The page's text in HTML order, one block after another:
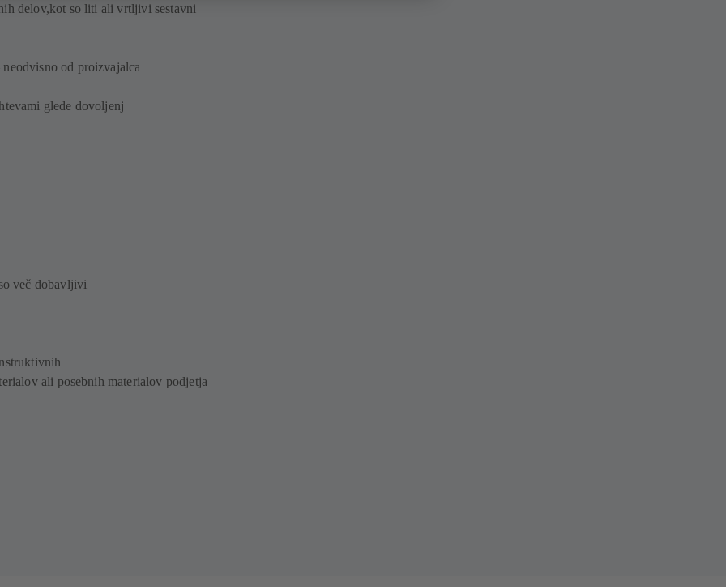
delov,kot so liti ali vrtljivi sestavni
od proizvajalca
glede dovoljenj
več dobavljivi
ali posebnih materialov podjetja